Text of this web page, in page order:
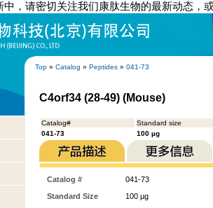
中，请密切关注我们康肽生物的最新动态，
Top » Catalog » Peptides » 041-73
C4orf34 (28-49) (Mouse)
Catalog#
Standard size
041-73
100 µg
Catalog #
041-73
Standard Size
100 µg